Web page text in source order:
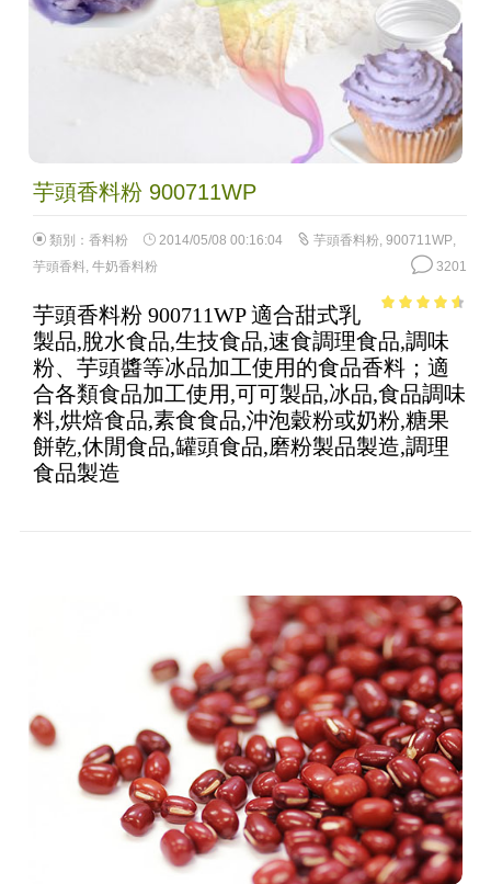
芋頭香料粉 900711WP
類別： 香料粉 2014/05/08 00:16:04 芋頭香料粉, 900711WP,
芋頭香料 牛奶香料粉 3201
of 5
芋頭香料粉 900711WP 適合甜式乳
製品,脫水食品,生技食品,速食調理食品,調味
粉、芋頭醬等冰品加工使用的食品香料；適
合各類食品加工使用,可可製品,冰品,食品調味
料,烘焙食品,素食食品,沖泡穀粉或奶粉,糖果
餅乾,休閒食品,罐頭食品,磨粉製品製造,調理
食品製造